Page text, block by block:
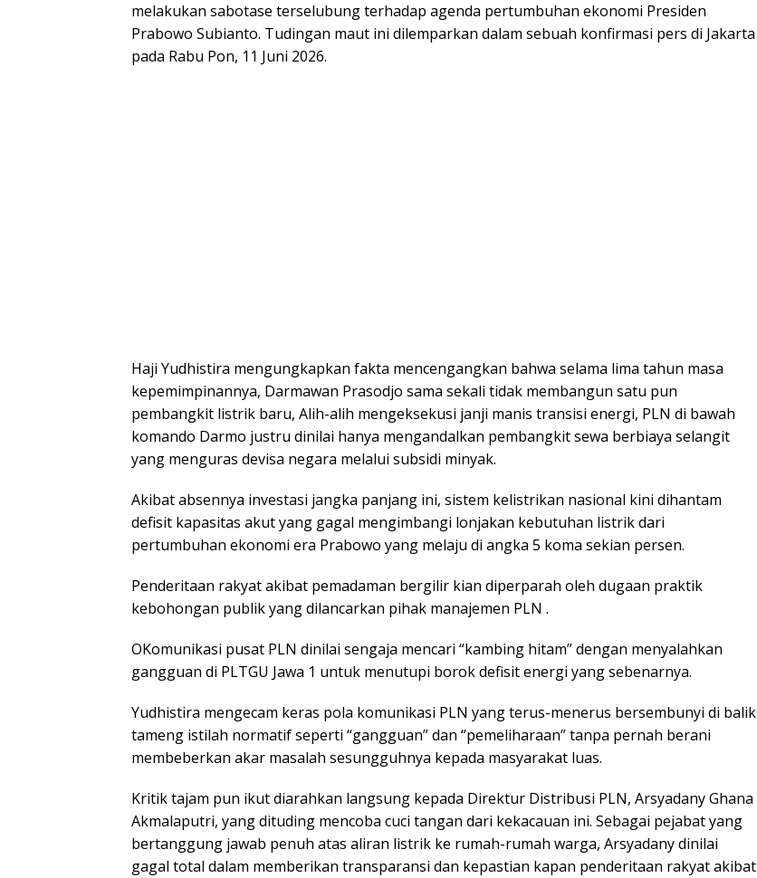
melakukan sabotase terselubung terhadap agenda pertumbuhan ekonomi Presiden
Prabowo Subianto. Tudingan maut ini dilemparkan dalam sebuah konfirmasi pers di Jakarta
pada Rabu Pon, 11 Juni 2026.
Haji ​Yudhistira mengungkapkan fakta mencengangkan bahwa selama lima tahun masa
kepemimpinannya, Darmawan Prasodjo sama sekali tidak membangun satu pun
pembangkit listrik baru, Alih-alih mengeksekusi janji manis transisi energi, PLN di bawah
komando Darmo justru dinilai hanya mengandalkan pembangkit sewa berbiaya selangit
yang menguras devisa negara melalui subsidi minyak.
Akibat absennya investasi jangka panjang ini, sistem kelistrikan nasional kini dihantam
defisit kapasitas akut yang gagal mengimbangi lonjakan kebutuhan listrik dari
pertumbuhan ekonomi era Prabowo yang melaju di angka 5 koma sekian persen.
​Penderitaan rakyat akibat pemadaman bergilir kian diperparah oleh dugaan praktik
kebohongan publik yang dilancarkan pihak manajemen PLN .
OKomunikasi pusat PLN dinilai sengaja mencari “kambing hitam” dengan menyalahkan
gangguan di PLTGU Jawa 1 untuk menutupi borok defisit energi yang sebenarnya.
Yudhistira mengecam keras pola komunikasi PLN yang terus-menerus bersembunyi di balik
tameng istilah normatif seperti “gangguan” dan “pemeliharaan” tanpa pernah berani
membeberkan akar masalah sesungguhnya kepada masyarakat luas.
​Kritik tajam pun ikut diarahkan langsung kepada Direktur Distribusi PLN, Arsyadany Ghana
Akmalaputri, yang dituding mencoba cuci tangan dari kekacauan ini. Sebagai pejabat yang
bertanggung jawab penuh atas aliran listrik ke rumah-rumah warga, Arsyadany dinilai
gagal total dalam memberikan transparansi dan kepastian kapan penderitaan rakyat akibat